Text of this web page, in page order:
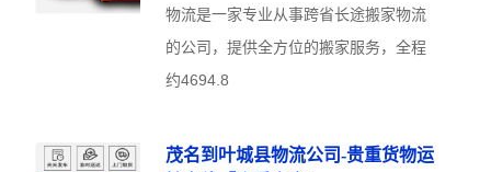
物流是一家专业从事跨省长途搬家物流
的公司，提供全方位的搬家服务，全程
约4694.8
茂名到叶城县物流公司-贵重货物运